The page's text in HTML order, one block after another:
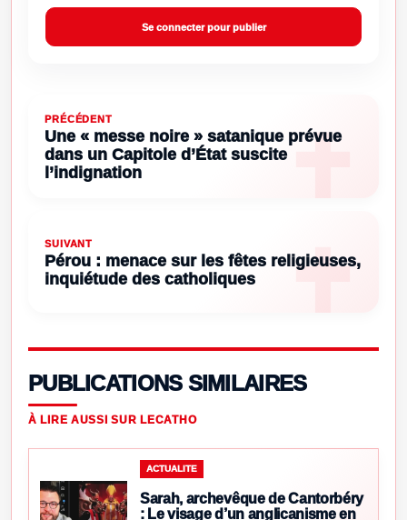
Se connecter pour publier
PRÉCÉDENT
Une « messe noire » satanique prévue
dans un Capitole d’État suscite
l’indignation
SUIVANT
Pérou : menace sur les fêtes religieuses,
inquiétude des catholiques
PUBLICATIONS SIMILAIRES
À LIRE AUSSI SUR LECATHO
ACTUALITE
Sarah, archevêque de Cantorbéry
: Le visage d’un anglicanisme en